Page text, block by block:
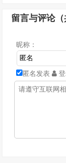
留言与评论
昵称：
匿名发表